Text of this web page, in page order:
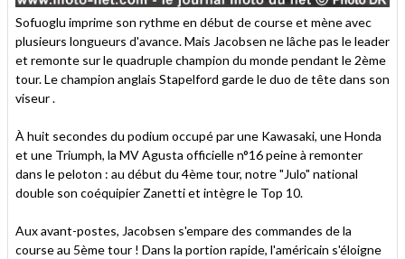
Sofuoglu imprime son rythme en début de course et mène avec
plusieurs longueurs d'avance. Mais Jacobsen ne lâche pas le leader
et remonte sur le quadruple champion du monde pendant le 2ème
tour. Le champion anglais Stapelford garde le duo de tête dans son
viseur .
À huit secondes du podium occupé par une Kawasaki, une Honda
et une Triumph, la MV Agusta officielle n°16 peine à remonter
dans le peloton : au début du 4ème tour, notre "Julo" national
double son coéquipier Zanetti et intègre le Top 10.
Aux avant-postes, Jacobsen s'empare des commandes de la
course au 5ème tour ! Dans la portion rapide, l'américain s'éloigne